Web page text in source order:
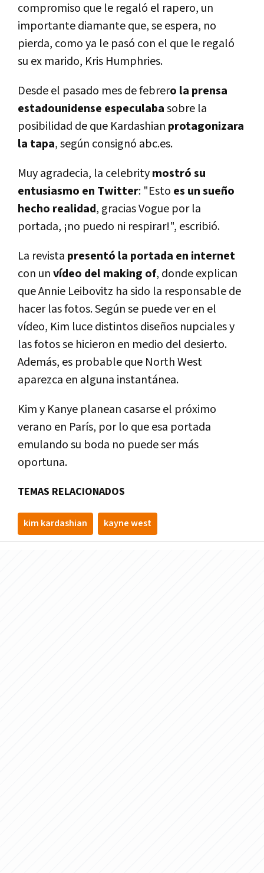
compromiso que le regaló el rapero, un
importante diamante que, se espera, no
pierda, como ya le pasó con el que le regaló
su ex marido, Kris Humphries.
Desde el pasado mes de febrero la prensa
estadounidense especulabasobre la
posibilidad de que Kardashian protagonizara
la tapa, según consignó abc.es.
Muy agradecia, la celebritymostró su
entusiasmo en Twitter: "Esto es un sueño
hecho realidad, gracias Vogue por la
portada, ¡no puedo ni respirar!", escribió.
La revista presentó la portada en internet
con unvídeo del making of, donde explican
que Annie Leibovitz ha sido la responsable de
hacer las fotos. Según se puede ver en el
vídeo, Kim luce distintos diseños nupciales y
las fotos se hicieron en medio del desierto.
Además, es probable que North West
aparezca en alguna instantánea.
Kim y Kanye planean casarse el próximo
verano en París, por lo que esa portada
emulando su boda no puede ser más
oportuna.
TEMAS RELACIONADOS
kim kardashian kayne west